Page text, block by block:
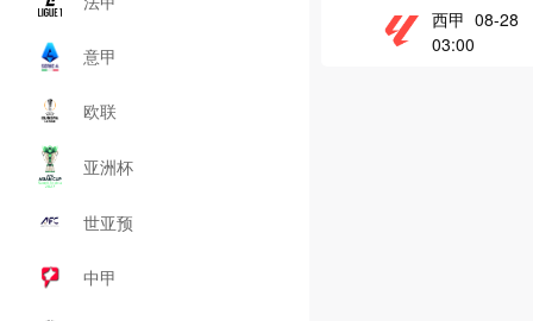
意甲
欧联
亚洲杯
世亚预
中甲
西甲 08-28
03:00